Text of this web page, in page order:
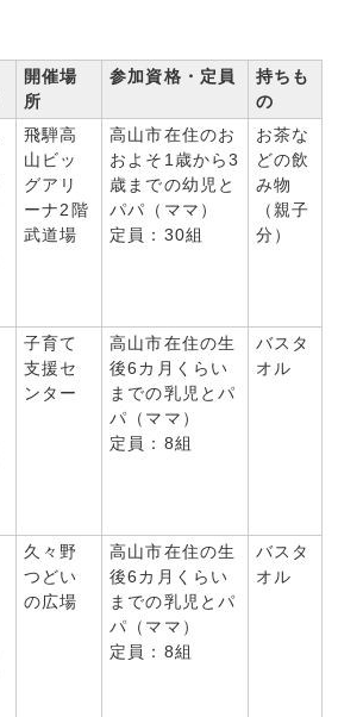
開催場
所
参加資格・定員
持ちも
の
飛騨高
山ビッ
グアリ
ーナ2階
武道場
高山市在住のお
およそ1歳から3
歳までの幼児と
パパ（ママ）
定員：30組
お茶な
どの飲
み物
（親子
分）
子育て
支援セ
ンター
高山市在住の生
後6カ月くらい
までの乳児とパ
パ（ママ）
定員：8組
バスタ
オル
久々野
つどい
の広場
高山市在住の生
後6カ月くらい
までの乳児とパ
パ（ママ）
定員：8組
バスタ
オル